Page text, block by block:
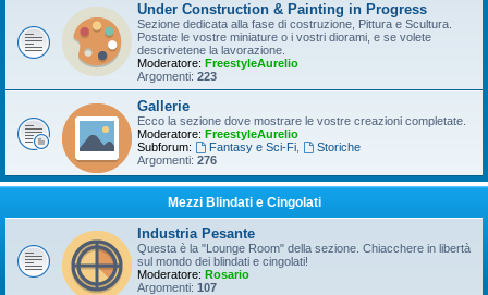
Under Construction & Painting in Progress
Sezione dedicata alla fase di costruzione, Pittura e Scultura.
Postate le vostre miniature o i vostri diorami, e se volete
descrivetene la lavorazione.
Moderatore: FreestyleAurelio
Argomenti: 223
Gallerie
Ecco la sezione dove mostrare le vostre creazioni completate.
Moderatore: FreestyleAurelio
Subforum:
Fantasy e Sci-Fi,
Storiche
Argomenti: 276
Mezzi Blindati e Cingolati
Industria Pesante
Questa è la "Lounge Room" della sezione. Chiacchere in libertà
sul mondo dei blindati e cingolati!
Moderatore: Rosario
Argomenti: 107